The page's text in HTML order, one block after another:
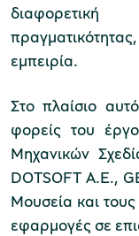
εμπειρία.
Στο πλαίσιο
φορείς του
Μηχανικών
DOTSOFT A.E.,
Μουσεία και
εφαρμογές σε